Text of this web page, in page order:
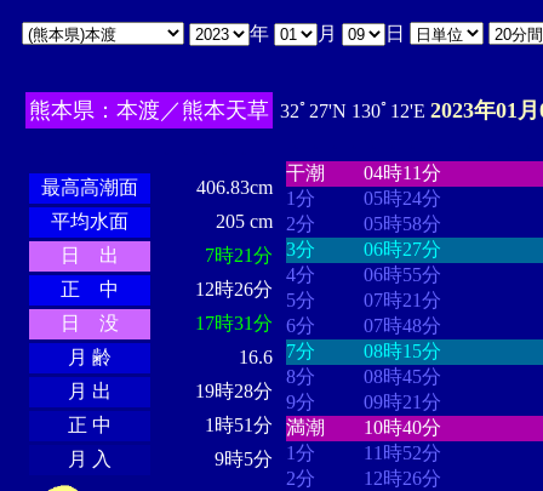
年 月 日
熊本県：本渡／熊本天草 32ﾟ27'N 130ﾟ12'E 2023年01
最高高潮面
406.83cm
平均水面
205 cm
日 出
7時21分
正 中
12時26分
日 没
17時31分
月 齢
16.6
月 出
19時28分
正 中
1時51分
月 入
9時5分
干潮
04時11分
1分
05時24分
2分
05時58分
3分
06時27分
4分
06時55分
5分
07時21分
6分
07時48分
7分
08時15分
8分
08時45分
9分
09時21分
満潮
10時40分
1分
11時52分
2分
12時26分